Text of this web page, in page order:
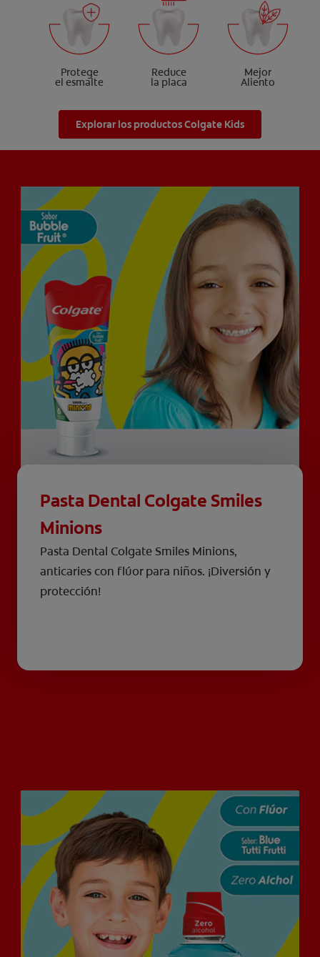
Protege
el esmalte
Reduce
la placa
Mejor
Aliento
Explorar los productos Colgate Kids
Pasta Dental Colgate Smiles
Minions
Pasta Dental Colgate Smiles Minions,
anticaries con flúor para niños. ¡Diversión y
protección!